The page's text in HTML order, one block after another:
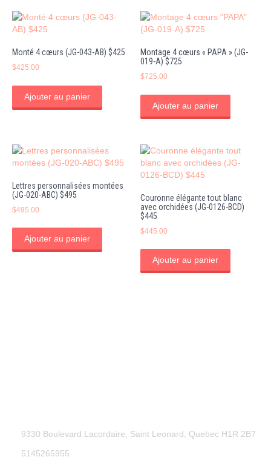
Monté 4 cœurs (JG-043-AB) $425
$425.00
Ajouter au panier
Montage 4 cœurs « PAPA » (JG-
019-A) $725
$725.00
Ajouter au panier
Lettres personnalisées montées
(JG-020-ABC) $495
$495.00
Ajouter au panier
Couronne élégante tout blanc
avec orchidées (JG-0126-BCD)
$445
$445.00
Ajouter au panier
9330 Boulevard Lacordaire, Saint Leonard, Quebec H1R 2B7
5145265955